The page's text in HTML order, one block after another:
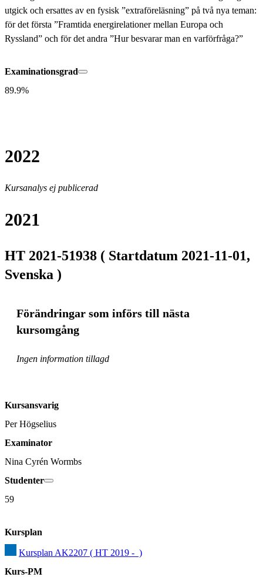
utgick och ersattes av en fysisk ”extraföreläsning” på två nya teman:
för det första ”Framtida energirelationer mellan Europa och
Ryssland” och för det andra ”Hur besvarar man en varförfråga?”
Examinationsgrad
89.9%
2022
Kursanalys ej publicerad
2021
HT 2021-51938 ( Startdatum 2021-11-01,
Svenska )
Förändringar som införs till nästa
kursomgång
Ingen information tillagd
Kursansvarig
Per Högselius
Examinator
Nina Cyrén Wormbs
Studenter
59
Kursplan
Kursplan AK2207 ( HT 2019 -  )
Kurs-PM